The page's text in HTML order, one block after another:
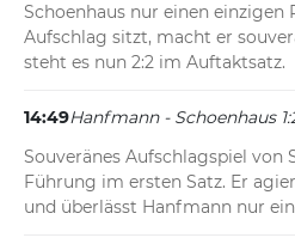
Schoenhaus nur einen einzigen
Aufschlag sitzt, macht er
steht es nun 2:2 im Auftaktsatz.
14:49Hanfmann - Schoenhaus
Souveränes Aufschlagspiel von
Führung im ersten Satz. Er
und überlässt Hanfmann nur